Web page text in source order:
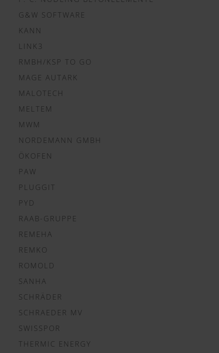
G&W SOFTWARE
KANN
LINK3
RMBH/KSP TO GO
MAGE AUTARK
MALOTECH
MELTEM
MWM
NORDEMANN GMBH
ÖKOFEN
PAW
PLUGGIT
PYD
RAAB-GRUPPE
REMEHA
REMKO
ROMOLD
SANHA
SCHRÄDER
SCHRAEDER MV
SWISSPOR
THERMIC ENERGY